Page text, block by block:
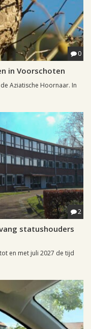
0
in Voorschoten
Aziatische Hoornaar. In
2
statushouders
en met juli 2027 de tijd